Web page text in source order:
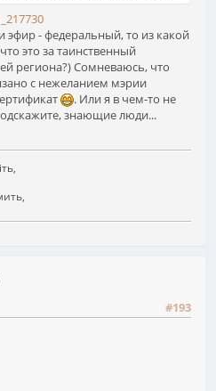
эфир - федеральный, то из какой
это за таинственный
региона?) Сомневаюсь, что
с нежеланием мэрии
. Или я в чем-то не
знающие люди...
#193